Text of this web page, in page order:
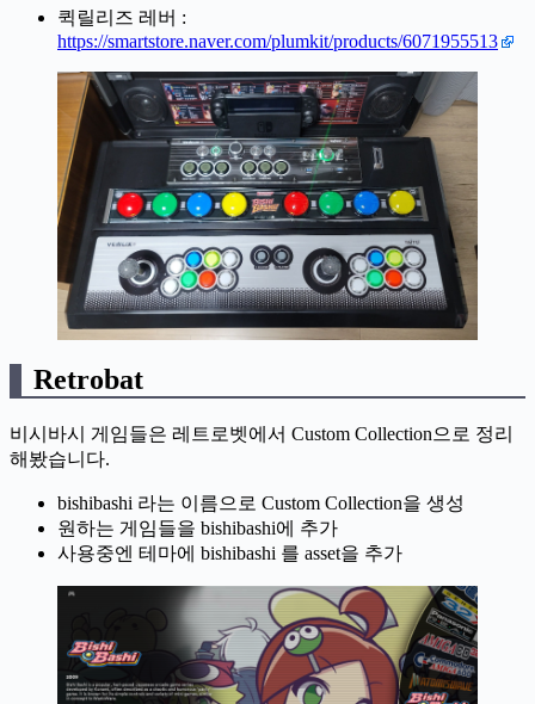
퀵릴리즈 레버 :
https://smartstore.naver.com/plumkit/products/6071955513
Retrobat
비시바시 게임들은 레트로벳에서 Custom Collection으로 정리
해봤습니다.
bishibashi 라는 이름으로 Custom Collection을 생성
원하는 게임들을 bishibashi에 추가
사용중엔 테마에 bishibashi 를 asset을 추가